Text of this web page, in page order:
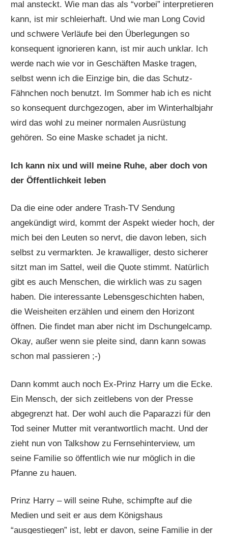
mal ansteckt. Wie man das als “vorbei” interpretieren
kann, ist mir schleierhaft. Und wie man Long Covid
und schwere Verläufe bei den Überlegungen so
konsequent ignorieren kann, ist mir auch unklar. Ich
werde nach wie vor in Geschäften Maske tragen,
selbst wenn ich die Einzige bin, die das Schutz-
Fähnchen noch benutzt. Im Sommer hab ich es nicht
so konsequent durchgezogen, aber im Winterhalbjahr
wird das wohl zu meiner normalen Ausrüstung
gehören. So eine Maske schadet ja nicht.
Ich kann nix und will meine Ruhe, aber doch von
der Öffentlichkeit leben
Da die eine oder andere Trash-TV Sendung
angekündigt wird, kommt der Aspekt wieder hoch, der
mich bei den Leuten so nervt, die davon leben, sich
selbst zu vermarkten. Je krawalliger, desto sicherer
sitzt man im Sattel, weil die Quote stimmt. Natürlich
gibt es auch Menschen, die wirklich was zu sagen
haben. Die interessante Lebensgeschichten haben,
die Weisheiten erzählen und einem den Horizont
öffnen. Die findet man aber nicht im Dschungelcamp.
Okay, außer wenn sie pleite sind, dann kann sowas
schon mal passieren ;-)
Dann kommt auch noch Ex-Prinz Harry um die Ecke.
Ein Mensch, der sich zeitlebens von der Presse
abgegrenzt hat. Der wohl auch die Paparazzi für den
Tod seiner Mutter mit verantwortlich macht. Und der
zieht nun von Talkshow zu Fernsehinterview, um
seine Familie so öffentlich wie nur möglich in die
Pfanne zu hauen.
Prinz Harry – will seine Ruhe, schimpfte auf die
Medien und seit er aus dem Königshaus
“ausgestiegen” ist, lebt er davon, seine Familie in der